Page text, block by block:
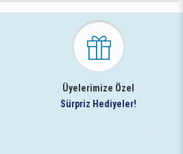
Üyelerimize Özel
Sürpriz Hediyeler!